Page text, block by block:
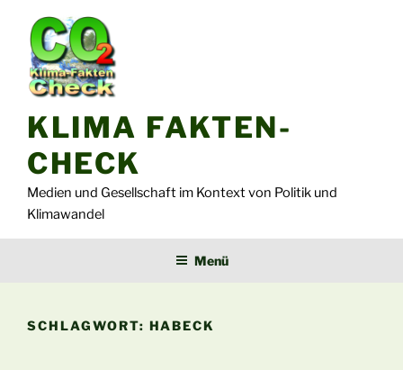
Inhalt
springen
KLIMA FAKTEN-
CHECK
Medien und Gesellschaft im Kontext von Politik und
Klimawandel
Menü
SCHLAGWORT: HABECK